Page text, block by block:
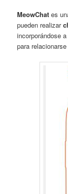
MeowChat es
pueden realizar
incorporándose
para